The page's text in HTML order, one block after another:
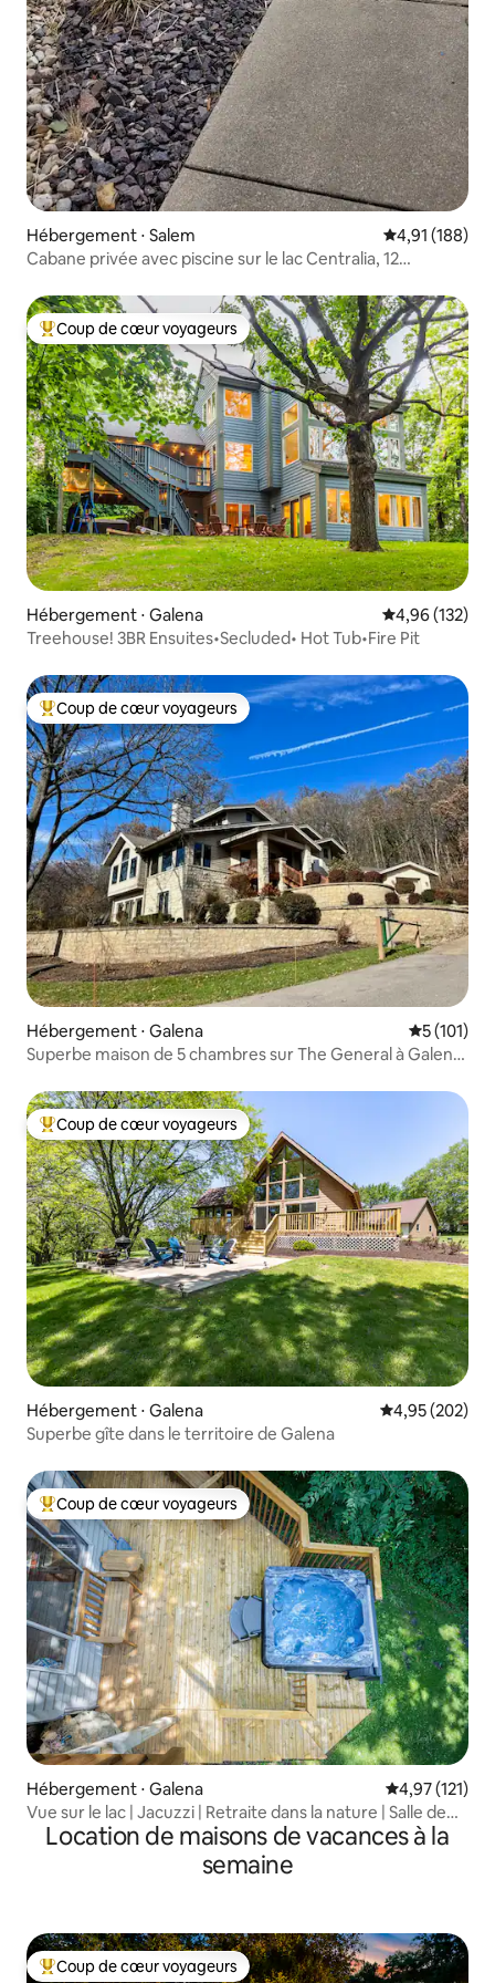
Hébergement ⋅ Salem Évaluation
4,91 (188)
Cabane privée avec piscine sur le lac Centralia, 12
Coups de cœur voyageurs les plus appréciés
Coup de cœur voyageurs
Hébergement ⋅ Galena Évaluation
4,96 (132)
Treehouse! 3BR Ensuites•Secluded• Hot Tub•Fire Pit
Coups de cœur voyageurs les plus appréciés
Coup de cœur voyageurs
Hébergement ⋅ Galena Évaluation
5 (101)
Superbe maison de 5 chambres sur The General à Galena
Coups de cœur voyageurs les plus appréciés
Coup de cœur voyageurs
Hébergement ⋅ Galena Évaluation
4,95 (202)
Superbe gîte dans le territoire de Galena
Coups de cœur voyageurs les plus appréciés
Coup de cœur voyageurs
Hébergement ⋅ Galena Évaluation
4,97 (121)
Vue sur le lac | Jacuzzi | Retraite dans la nature | Salle de
cinéma
Location de maisons de vacances à la
semaine
Coups de cœur voyageurs les plus appréciés
Coup de cœur voyageurs